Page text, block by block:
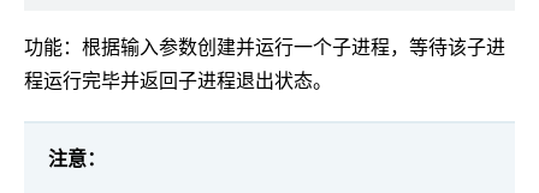
功能：根据输入参数创建并运行一个子进程，等待该子进
程运行完毕并返回子进程退出状态。
注意：